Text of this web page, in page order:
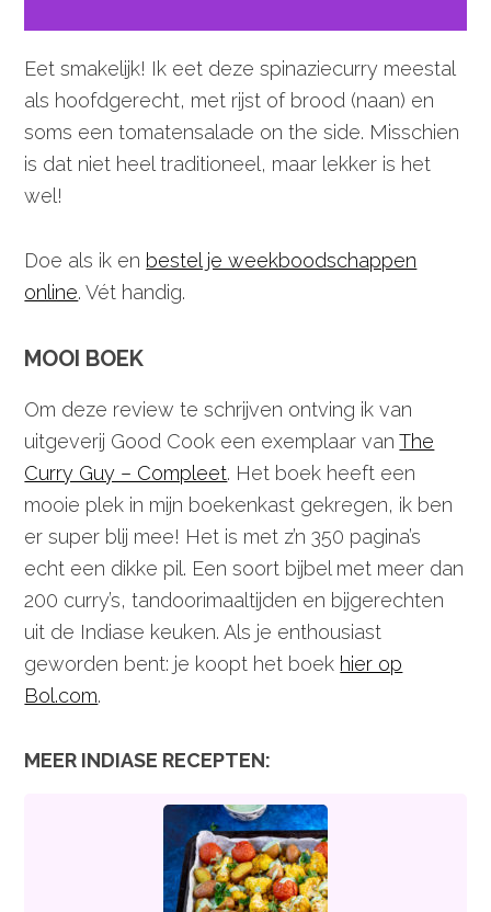
Eet smakelijk! Ik eet deze spinaziecurry meestal
als hoofdgerecht, met rijst of brood (naan) en
soms een tomatensalade on the side. Misschien
is dat niet heel traditioneel, maar lekker is het
wel!
Doe als ik en bestel je weekboodschappen
online. Vét handig.
MOOI BOEK
Om deze review te schrijven ontving ik van
uitgeverij Good Cook een exemplaar vanThe
Curry Guy – Compleet. Het boek heeft een
mooie plek in mijn boekenkast gekregen, ik ben
er super blij mee! Het is met z’n 350 pagina’s
echt een dikke pil. Een soort bijbel met meer dan
200 curry’s, tandoorimaaltijden en bijgerechten
uit de Indiase keuken. Als je enthousiast
geworden bent: je koopt het boek hier op
Bol.com.
MEER INDIASE RECEPTEN: